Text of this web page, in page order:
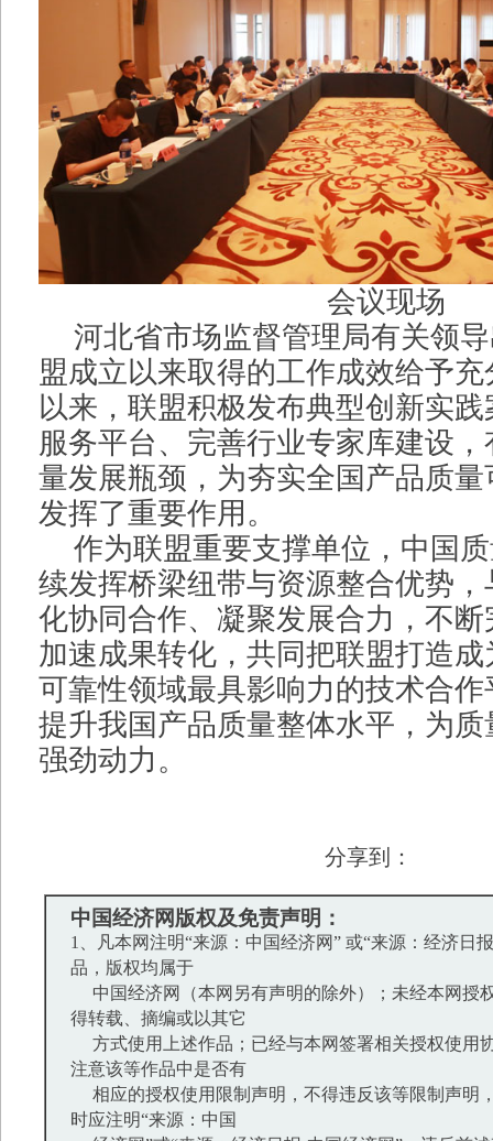
会议现场
河北省市场监督管理局有关领
盟成立以来取得的工作成效给予
以来，联盟积极发布典型创新实
服务平台、完善行业专家库建设
量发展瓶颈，为夯实全国产品质
发挥了重要作用。
作为联盟重要支撑单位，中国
续发挥桥梁纽带与资源整合优势
化协同合作、凝聚发展合力，不
加速成果转化，共同把联盟打造
可靠性领域最具影响力的技术合
提升我国产品质量整体水平，为
强劲动力。
分享到：
中国经济网版权及免责声明：
1、凡本网注明“来源：中国经济网” 或“来源：经济日
品，版权均属于
中国经济网（本网另有声明的除外）；未经本网授
得转载、摘编或以其它
方式使用上述作品；已经与本网签署相关授权使用
注意该等作品中是否有
相应的授权使用限制声明，不得违反该等限制声明
时应注明“来源：中国